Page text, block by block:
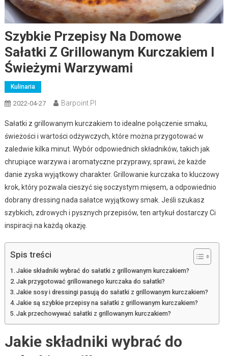
Szybkie Przepisy Na Domowe
Sałatki Z Grillowanym Kurczakiem I
Świeżymi Warzywami
Kulinaria
2022-04-27 Barpoint.pl
Sałatki z grillowanym kurczakiem to idealne połączenie smaku,
świeżości i wartości odżywczych, które można przygotować w
zaledwie kilka minut. Wybór odpowiednich składników, takich jak
chrupiące warzywa i aromatyczne przyprawy, sprawi, że każde
danie zyska wyjątkowy charakter. Grillowanie kurczaka to kluczowy
krok, który pozwala cieszyć się soczystym mięsem, a odpowiednio
dobrany dressing nada sałatce wyjątkowy smak. Jeśli szukasz
szybkich, zdrowych i pysznych przepisów, ten artykuł dostarczy Ci
inspiracji na każdą okazję.
Spis treści
Jakie składniki wybrać do sałatki z grillowanym kurczakiem?
Jak przygotować grillowanego kurczaka do sałatki?
Jakie sosy i dressingi pasują do sałatki z grillowanym kurczakiem?
Jakie są szybkie przepisy na sałatki z grillowanym kurczakiem?
Jak przechowywać sałatki z grillowanym kurczakiem?
Jakie składniki wybrać do